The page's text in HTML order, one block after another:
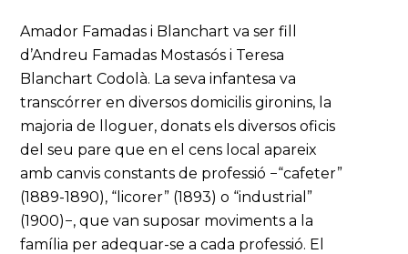
Amador Famadas i Blanchart va ser fill
d’Andreu Famadas Mostasós i Teresa
Blanchart Codolà. La seva infantesa va
transcórrer en diversos domicilis gironins, la
majoria de lloguer, donats els diversos oficis
del seu pare que en el cens local apareix
amb canvis constants de professió −“cafeter”
(1889-1890), “licorer” (1893) o “industrial”
(1900)−, que van suposar moviments a la
família per adequar-se a cada professió. El